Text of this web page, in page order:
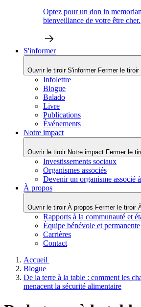
Optez pour un don in
bienveillance de votre être cher.
S'informer
Ouvrir le tiroir S'informer Fermer le tiroir
Infolettre
Blogue
Balado
Livre
Publications
Événements
Notre impact
Ouvrir le tiroir Notre impact Fermer le
Investissements sociaux
Organismes associés
Devenir un organisme associé
À propos
Ouvrir le tiroir À propos Fermer le tiroir
Rapports à la communauté et
Équipe bénévole et permanente
Carrières
Contact
Accueil
Blogue
De la terre à la table : comment les
menacent la sécurité alimentaire